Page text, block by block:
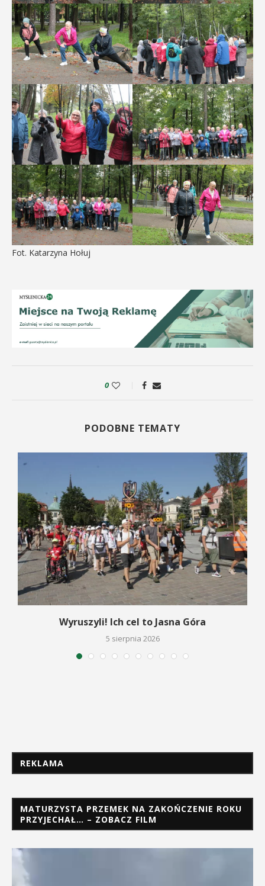
Fot. Katarzyna Hołuj
0
PODOBNE TEMATY
Wyruszyli! Ich cel to Jasna Góra
5 sierpnia 2026
REKLAMA
MATURZYSTA PRZEMEK NA ZAKOŃCZENIE ROKU
PRZYJECHAŁ… – ZOBACZ FILM
Odtwarzacz